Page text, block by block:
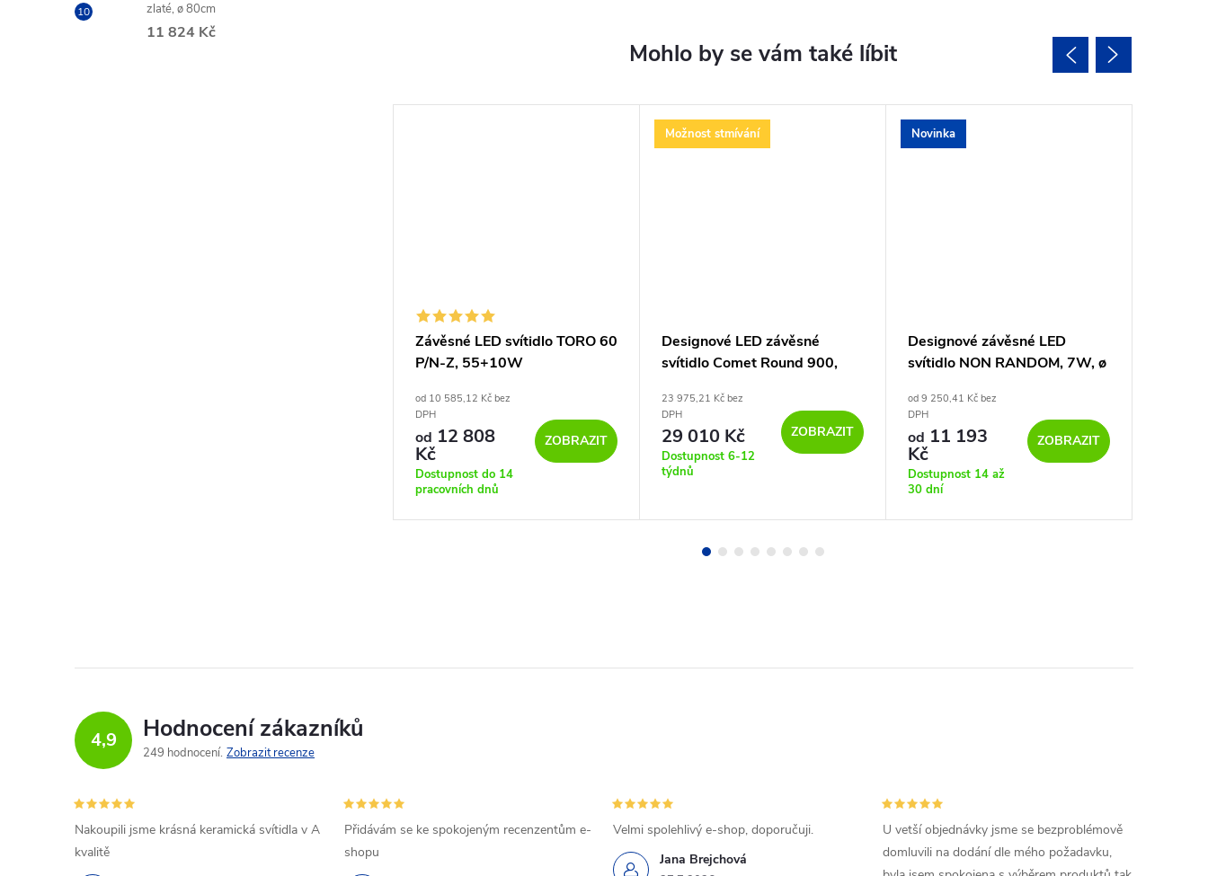
zlaté, ø 80cm
11 824 Kč
Závěsné LED svítidlo TORO 60
P/N-Z, 55+10W
od 10 585,12 Kč bez
DPH
od 12 808
Kč
Dostupnost do 14
pracovních dnů
ZOBRAZIT
Možnost stmívání
Designové LED závěsné
svítidlo Comet Round 900,
23 975,21 Kč bez
DPH
29 010 Kč
Dostupnost 6-12
týdnů
ZOBRAZIT
Novinka
Designové závěsné LED
svítidlo NON RANDOM, 7W, ø
od 9 250,41 Kč bez
DPH
od 11 193
Kč
Dostupnost 14 až
30 dní
ZOBRAZIT
4,9 Hodnocení zákazníků
249 hodnocení Zobrazit recenze
Nakoupili jsme krásná keramická svítidla v A
kvalitě
Přidávám se ke spokojeným recenzentům e-
shopu
Jana Brejchová
Velmi spolehlivý e-shop, doporučuji.
U vetší objednávky jsme se bezproblémově
domluvili na dodání dle mého požadavku,